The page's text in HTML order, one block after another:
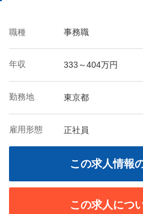
職種 事務職
年収 333～404万円
勤務地 東京都
雇用形態 正社員
この求人情報
この求人につ